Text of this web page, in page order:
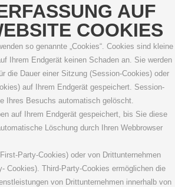
AUF
COOKIES
so genannte „Cookies“. Cookies sind kleine
Ihrem Endgerät keinen Schaden an. Sie werden
die Dauer einer Sitzung (Session-Cookies) oder
auf Ihrem Endgerät gespeichert. Session-
Ihres Besuchs automatisch gelöscht.
auf Ihrem Endgerät gespeichert, bis Sie diese
Löschung durch Ihren Webbrowser
Party-Cookies) oder von Drittunternehmen
Cookies). Third-Party-Cookies ermöglichen die
von Drittunternehmen innerhalb von